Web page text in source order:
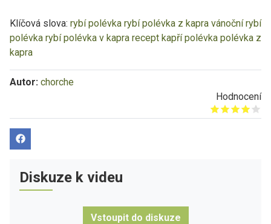
Klíčová slova: rybí polévka rybí polévka z kapra vánoční rybí
polévka rybí polévka v kapra recept kapří polévka polévka z
kapra
Autor: chorche
Hodnocení
Give it 1/5
Give it 2/5
Give it 3/5
Give it 4/5
Give it 5/5
Diskuze k videu
Vstoupit do diskuze